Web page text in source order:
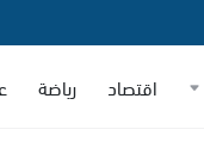
اقتصاد رياضة